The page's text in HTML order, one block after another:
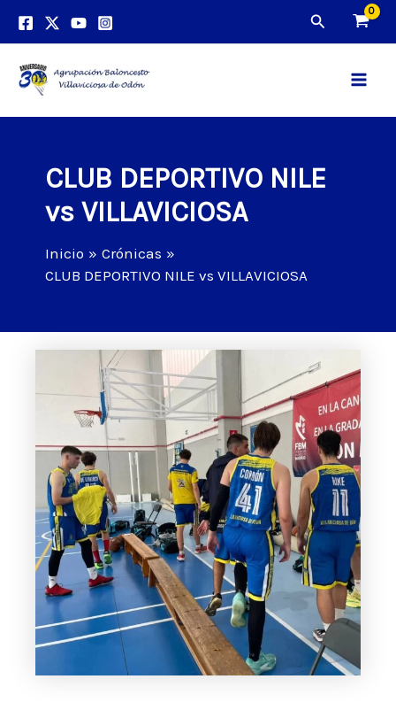
Buscar
CLUB DEPORTIVO NILE
vs VILLAVICIOSA
Inicio
Crónicas
CLUB DEPORTIVO NILE vs VILLAVICIOSA